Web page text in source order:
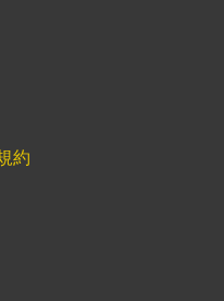
約
ック